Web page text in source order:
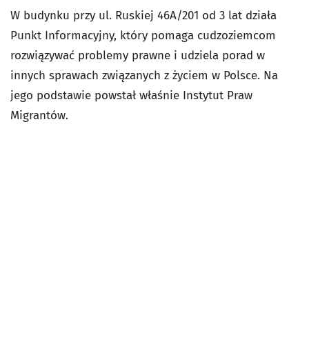
W budynku przy ul. Ruskiej 46A/201 od 3 lat działa
Punkt Informacyjny, który pomaga cudzoziemcom
rozwiązywać problemy prawne i udziela porad w
innych sprawach związanych z życiem w Polsce. Na
jego podstawie powstał właśnie Instytut Praw
Migrantów.